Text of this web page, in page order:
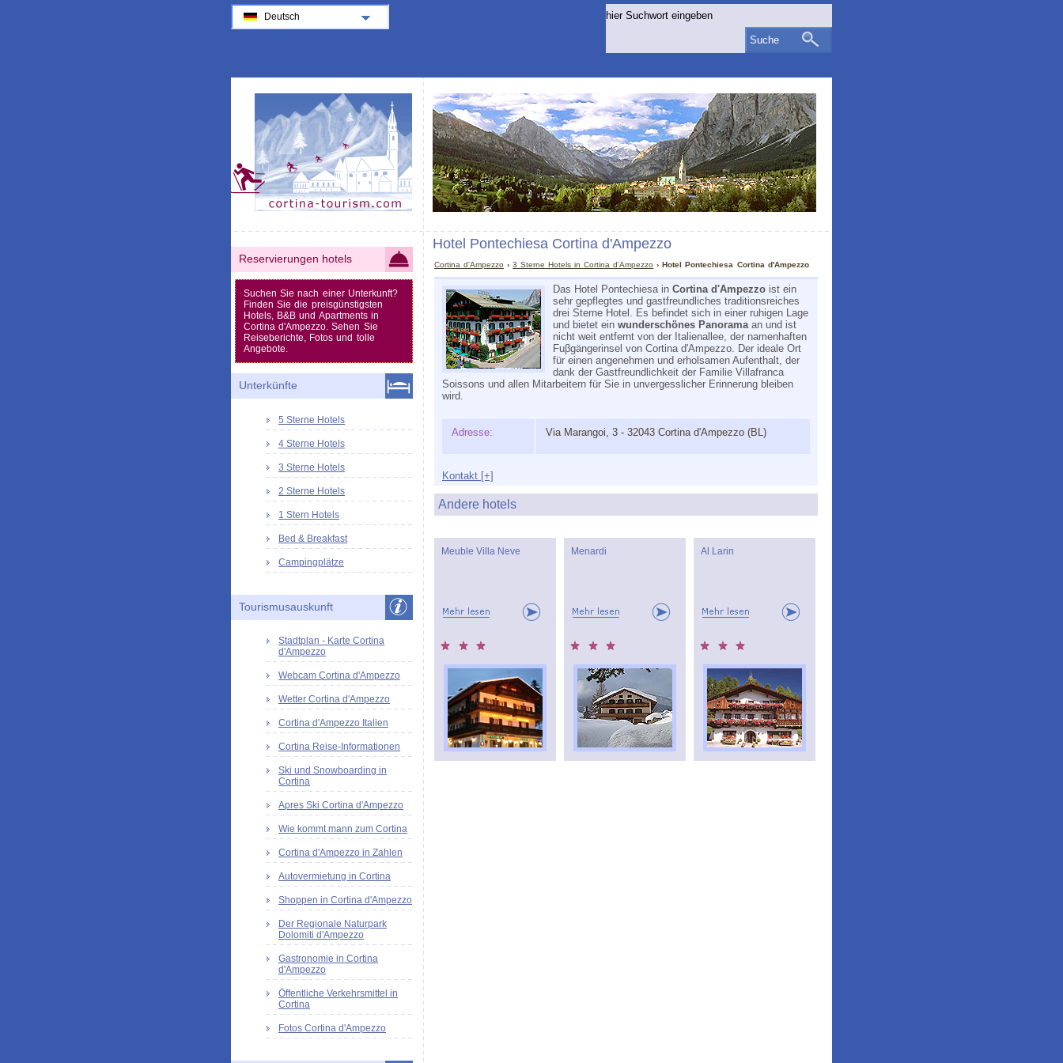
Hotel Pontechiesa Cortina d'Ampezzo
Cortina d'Ampezzo ›3 Sterne Hotels in Cortina d'Ampezzo › Hotel Pontechiesa Cortina d'Ampezzo
Das Hotel Pontechiesa inCortina d'Ampezzo ist ein
sehr gepflegtes und gastfreundliches traditionsreiches
drei Sterne Hotel. Es befindet sich in einer ruhigen Lage
und bietet einwunderschönes Panorama an und ist
nicht weit entfernt von der Italienallee, der namenhaften
Fuβgängerinsel von Cortina d'Ampezzo. Der ideale Ort
für einen angenehmen und erholsamen Aufenthalt, der
dank der Gastfreundlichkeit der Familie Villafranca
Soissons und allen Mitarbeitern für Sie in unvergesslicher Erinnerung bleiben
wird.
Adresse: Via Marangoi, 3 - 32043 Cortina d'Ampezzo (BL)
Kontakt [+]
Andere hotels
Meuble Villa Neve Menardi Al Larin
Reservierungen hotels
Suchen Sie nach einer Unterkunft?
Finden Sie die preisgünstigsten
Hotels, B&B und Apartments in
Cortina d'Ampezzo. Sehen Sie
Reiseberichte, Fotos und tolle
Angebote.
Unterkünfte
5 Sterne Hotels
4 Sterne Hotels
3 Sterne Hotels
2 Sterne Hotels
1 Stern Hotels
Bed & Breakfast
Campingplätze
Tourismusauskunft
Stadtplan - Karte Cortina
d'Ampezzo
Webcam Cortina d'Ampezzo
Wetter Cortina d'Ampezzo
Cortina d'Ampezzo Italien
Cortina Reise-Informationen
Ski und Snowboarding in
Cortina
Apres Ski Cortina d'Ampezzo
Wie kommt mann zum Cortina
Cortina d'Ampezzo in Zahlen
Autovermietung in Cortina
Shoppen in Cortina d'Ampezzo
Der Regionale Naturpark
Dolomiti d'Ampezzo
Gastronomie in Cortina
d'Ampezzo
Öffentliche Verkehrsmittel in
Cortina
Fotos Cortina d'Ampezzo
Deutsch
Suche